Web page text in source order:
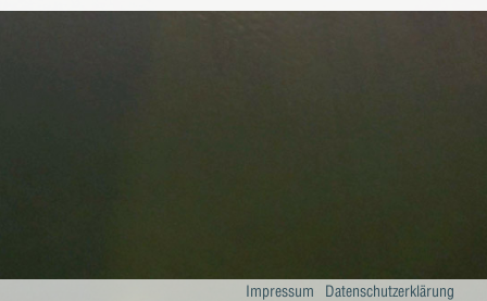
Datenschutzerklärung
Impressum